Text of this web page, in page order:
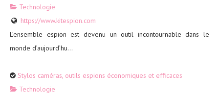
Technologie
https://www.kitespion.com
L’ensemble espion est devenu un outil incontournable dans le
monde d’aujourd’hu...
Stylos caméras, outils espions économiques et efficaces
Technologie